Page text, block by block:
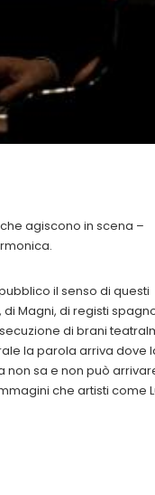
agiscono in scena –
il senso di questi
Magni, di registi
di brani
la parola arriva dove
sa e non può
che artisti come